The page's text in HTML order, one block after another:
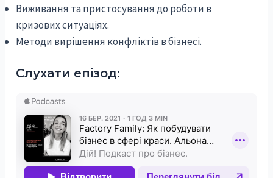
Виживання та пристосування до роботи в
кризових ситуаціях.
Методи вирішення конфліктів в бізнесі.
Слухати епізод: